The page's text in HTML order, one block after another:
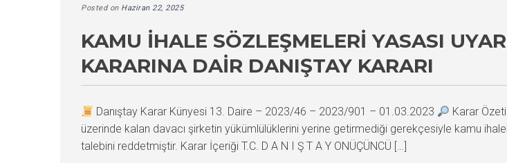
Posted on Haziran 22, 2025
KAMU İHALE SÖZLEŞMELERI YASASI
KARARINA DAIR DANIŞTAY KARARI
Danıştay Karar Künyesi 13. Daire – 2023/46 – 2023/901 – 01.03.2023
Karar
üzerinde kalan davacı şirketin yükümlülüklerini yerine getirmediği gerekçesiyle kamu
talebini reddetmiştir. Karar İçeriği T.C. D A N I Ş T A Y ONÜÇÜNCÜ […]